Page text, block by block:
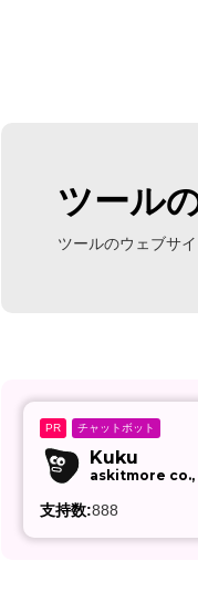
ツール
ツールのウェブサ
PR チャットボット
Kuku
askitmore co.,
支持数:888